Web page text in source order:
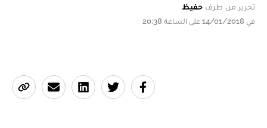
تحرير من طرف حفيظ
في 14/01/2018 على الساعة 20:38